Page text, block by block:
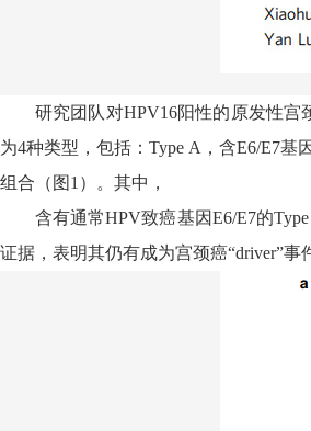
研究团队对HPV16阳性的原发性宫
为4种类型，包括：Type A ，含E6/E7基
组合（图 1 ）。其中，
含有通常HPV致癌基因E6/E7的
证据，表明其仍有成为宫颈癌“driver”事